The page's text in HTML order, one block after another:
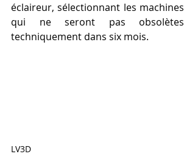
éclaireur, sélectionnant les machines
qui ne seront pas obsolètes
techniquement dans six mois.
LV3D